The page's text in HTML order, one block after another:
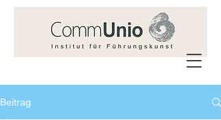
Beitrag